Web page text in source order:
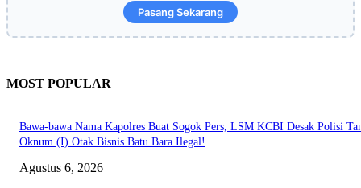
Pasang Sekarang
MOST POPULAR
Bawa-bawa Nama Kapolres Buat Sogok Pers, LSM KCBI Desak Polisi
Oknum (I) Otak Bisnis Batu Bara Ilegal!
Agustus 6, 2026